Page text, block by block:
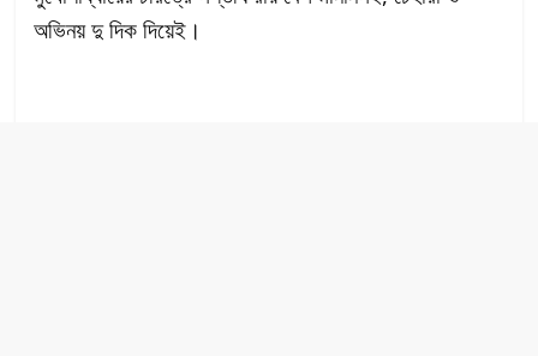
অভিনয় দু দিক দিয়েই।